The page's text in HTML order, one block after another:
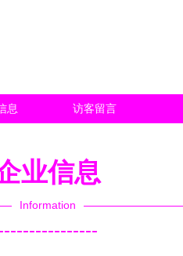
息 访客留言
业信息
Information